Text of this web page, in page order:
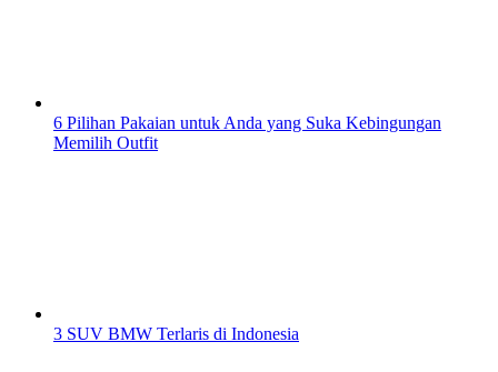
6 Pilihan Pakaian untuk Anda yang Suka Kebingungan
Memilih Outfit
3 SUV BMW Terlaris di Indonesia